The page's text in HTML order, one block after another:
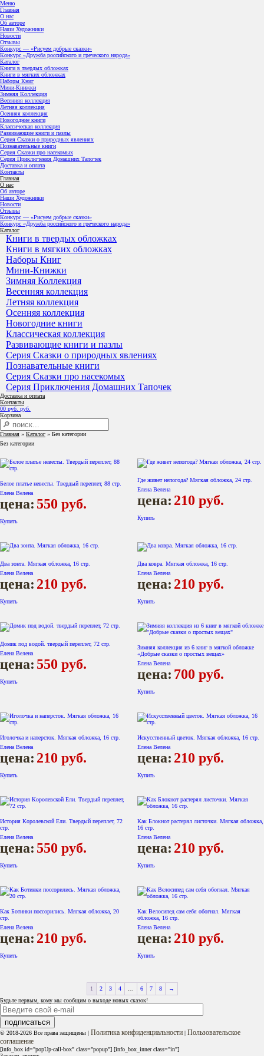
Меню
Главная
О нас
Об авторе
Наши Художники
Новости
Отзывы
Конкурс — «Рисуем добрые сказки»
Конкурс «Дружба российского и греческого народа»
Каталог
Книги в твердых обложках
Книги в мягких обложках
Наборы Книг
Мини-Книжки
Зимняя Коллекция
Весенняя коллекция
Летняя коллекция
Осенняя коллекция
Новогодние книги
Классическая коллекция
Развивающие книги и пазлы
Серия Сказки о природных явлениях
Познавательные книги
Серия Сказки про насекомых
Серия Приключения Домашних Тапочек
Доставка и оплата
Контакты
Главная
О нас
Об авторе
Наши Художники
Новости
Отзывы
Конкурс — «Рисуем добрые сказки»
Конкурс «Дружба российского и греческого народа»
Каталог
Книги в твердых обложках
Книги в мягких обложках
Наборы Книг
Мини-Книжки
Зимняя Коллекция
Весенняя коллекция
Летняя коллекция
Осенняя коллекция
Новогодние книги
Классическая коллекция
Развивающие книги и пазлы
Серия Сказки о природных явлениях
Познавательные книги
Серия Сказки про насекомых
Серия Приключения Домашних Тапочек
Доставка и оплата
Контакты
00 руб. руб.
Корзина
Главная » Каталог » Без категории
Без категории
Белое платье невесты. Твердый переплет, 88 стр.
Елена Велена
цена: 550 руб.
Купить
Где живет непогода? Мягкая обложка, 24 стр.
Елена Велена
цена: 210 руб.
Купить
Два зонта. Мягкая обложка, 16 стр.
Елена Велена
цена: 210 руб.
Купить
Два ковра. Мягкая обложка, 16 стр.
Елена Велена
цена: 210 руб.
Купить
Домик под водой. твердый переплет, 72 стр.
Елена Велена
цена: 550 руб.
Купить
Зимняя коллекция из 6 книг в мягкой обложке
«Добрые сказки о простых вещах»
Елена Велена
цена: 700 руб.
Купить
Иголочка и наперсток. Мягкая обложка, 16 стр.
Елена Велена
цена: 210 руб.
Купить
Искусственный цветок. Мягкая обложка, 16 стр.
Елена Велена
цена: 210 руб.
Купить
История Королевской Ели. Твердый переплет, 72
стр.
Елена Велена
цена: 550 руб.
Купить
Как Блокнот растерял листочки. Мягкая обложка,
16 стр.
Елена Велена
цена: 210 руб.
Купить
Как Ботинки поссорились. Мягкая обложка, 20
стр.
Елена Велена
цена: 210 руб.
Купить
Как Велосипед сам себя обогнал. Мягкая
обложка, 16 стр.
Елена Велена
цена: 210 руб.
Купить
1 2 3 4 … 6 7 8
→
Будьте первым, кому мы сообщим о выходе новых сказок!
© 2018-2026 Все права защищены | Политика конфиденциальности Пользовательское
соглашение
[info_box id="popUp-call-box" class="popup"] [info_box_inner class="in"]